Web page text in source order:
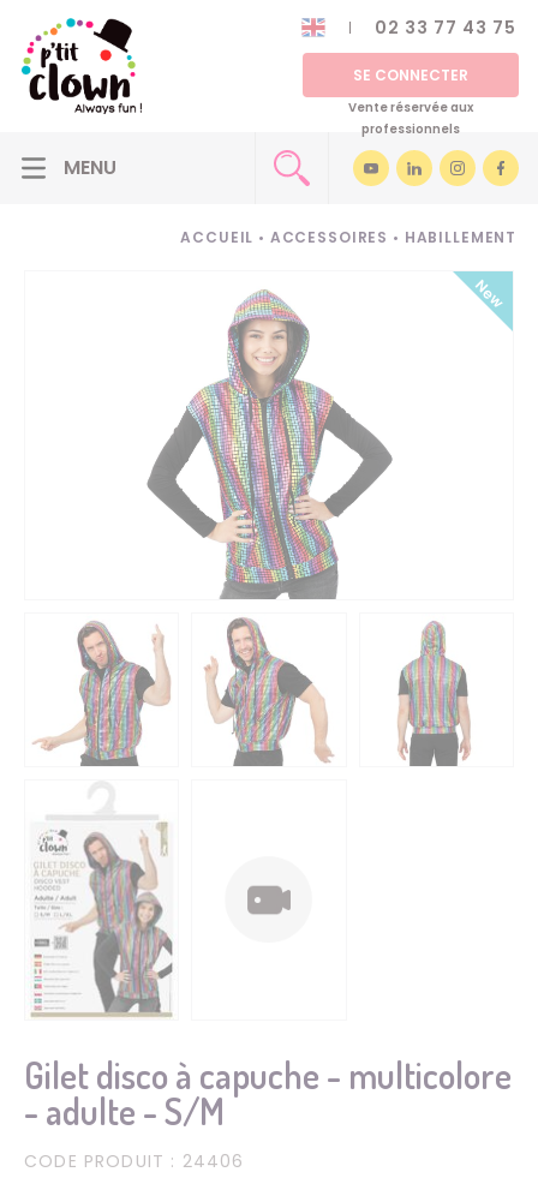
02 33 77 43 75
SE CONNECTER
Vente réservée aux
professionnels
ACCUEIL • ACCESSOIRES • HABILLEMENT
Gilet disco à capuche - multicolore
- adulte - S/M
CODE PRODUIT : 24406